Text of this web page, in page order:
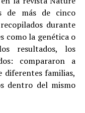
de más de cinco
durante
como la genética o
resultados, los
compararon a
diferentes familias,
dentro del mismo